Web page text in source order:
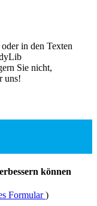
in den Texten
Sie nicht,
uns!
können
Formular)